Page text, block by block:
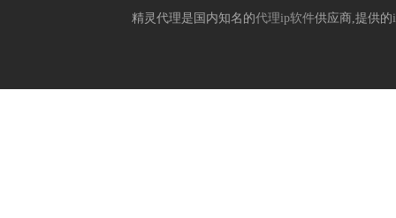
精灵代理是国内知名的代理ip软件供应商,提供的